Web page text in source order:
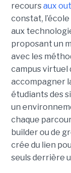
recoursaux
constat,
aux
proposant un
avec les
campus virtuel
accompagner
étudiants des
un
chaque
builder ou de
crée du lien
seuls derrière